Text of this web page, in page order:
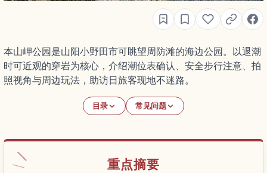
本山岬公园是山阳小野田市可眺望周防滩的海边公园。以退潮
时可近观的穿岩为核心，介绍潮位表确认、安全步行注意、拍
照视角与周边玩法，助访日旅客现地不迷路。
目录 常见问题
重点摘要